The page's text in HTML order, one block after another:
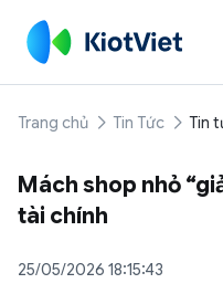
Trang chủ Tin Tức Tin
Mách shop nhỏ
tài chính
25/05/2026 18:15:43